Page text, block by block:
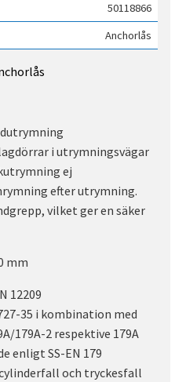
50118866
Anchorlås
i utrymningsvägar
ej
efter utrymning.
vilket ger en säker
mm
12209
35 i kombination med
179A-2 respektive 179A
enligt SS-EN 179
och tryckesfall